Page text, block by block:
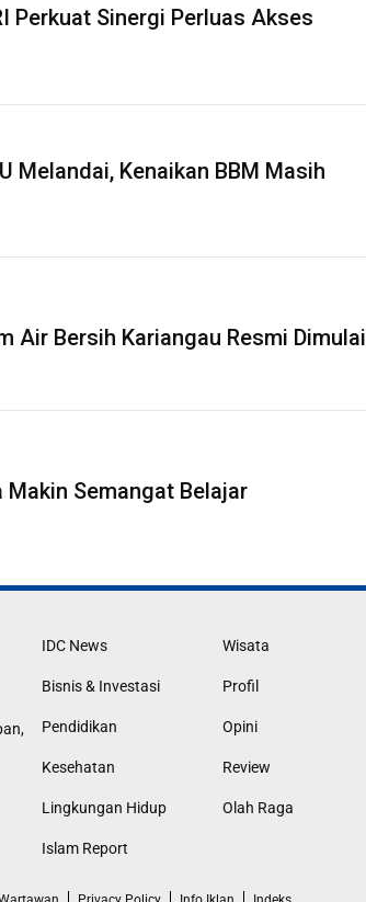
Perkuat Sinergi Perluas Akses
Melandai, Kenaikan BBM Masih
Air Bersih Kariangau Resmi Dimulai
Makin Semangat Belajar
IDC News
Bisnis & Investasi
Pendidikan
Kesehatan
Lingkungan Hidup
Islam Report
Wisata
Profil
Opini
Review
Olah Raga